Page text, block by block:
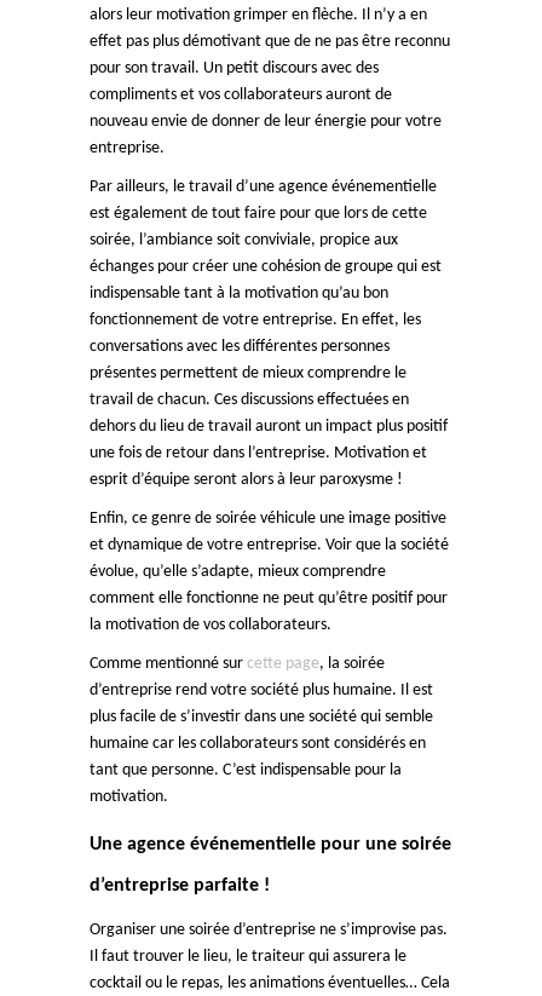
alors leur motivation grimper en flèche. Il n’y a en
effet pas plus démotivant que de ne pas être reconnu
pour son travail. Un petit discours avec des
compliments et vos collaborateurs auront de
nouveau envie de donner de leur énergie pour votre
entreprise.
Par ailleurs, le travail d’une agence événementielle
est également de tout faire pour que lors de cette
soirée, l’ambiance soit conviviale, propice aux
échanges pour créer une cohésion de groupe qui est
indispensable tant à la motivation qu’au bon
fonctionnement de votre entreprise. En effet, les
conversations avec les différentes personnes
présentes permettent de mieux comprendre le
travail de chacun. Ces discussions effectuées en
dehors du lieu de travail auront un impact plus positif
une fois de retour dans l’entreprise. Motivation et
esprit d’équipe seront alors à leur paroxysme !
Enfin, ce genre de soirée véhicule une image positive
et dynamique de votre entreprise. Voir que la société
évolue, qu’elle s’adapte, mieux comprendre
comment elle fonctionne ne peut qu’être positif pour
la motivation de vos collaborateurs.
Comme mentionné sur cette page, la soirée
d’entreprise rend votre société plus humaine. Il est
plus facile de s’investir dans une société qui semble
humaine car les collaborateurs sont considérés en
tant que personne. C’est indispensable pour la
motivation.
Une agence événementielle pour une soirée
d’entreprise parfaite !
Organiser une soirée d’entreprise ne s’improvise pas.
Il faut trouver le lieu, le traiteur qui assurera le
cocktail ou le repas, les animations éventuelles… Cela